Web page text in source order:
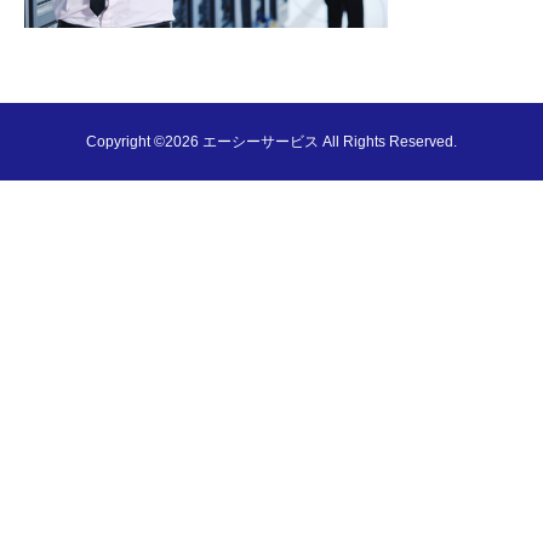
Copyright ©2026 エーシーサービス All Rights Reserved.